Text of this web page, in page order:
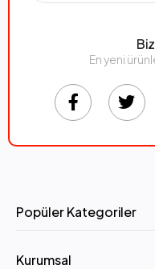
En yeni
Popüler Kategoriler
Kurumsal